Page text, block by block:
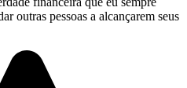
outras pessoas a alcançarem seus